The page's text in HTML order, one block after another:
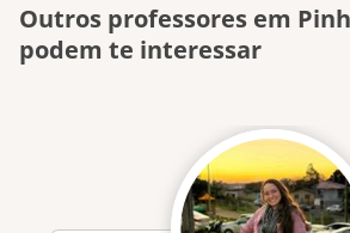
Outros professores em
podem te interessar